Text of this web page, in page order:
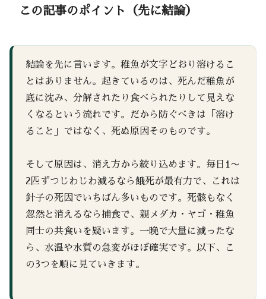
この記事のポイント（先に結論）
結論を先に言います。稚魚が文字どおり溶けるこ
とはありません。起きているのは、死んだ稚魚が
底に沈み、分解されたり食べられたりして見えな
くなるという流れです。だから防ぐべきは「溶け
ること」ではなく、死ぬ原因そのものです。
そして原因は、消え方から絞り込めます。毎日1〜
2匹ずつじわじわ減るなら餓死が最有力で、これは
針子の死因でいちばん多いものです。死骸もなく
忽然と消えるなら捕食で、親メダカ・ヤゴ・稚魚
同士の共食いを疑います。一晩で大量に減ったな
ら、水温や水質の急変がほぼ確実です。以下、こ
の3つを順に見ていきます。